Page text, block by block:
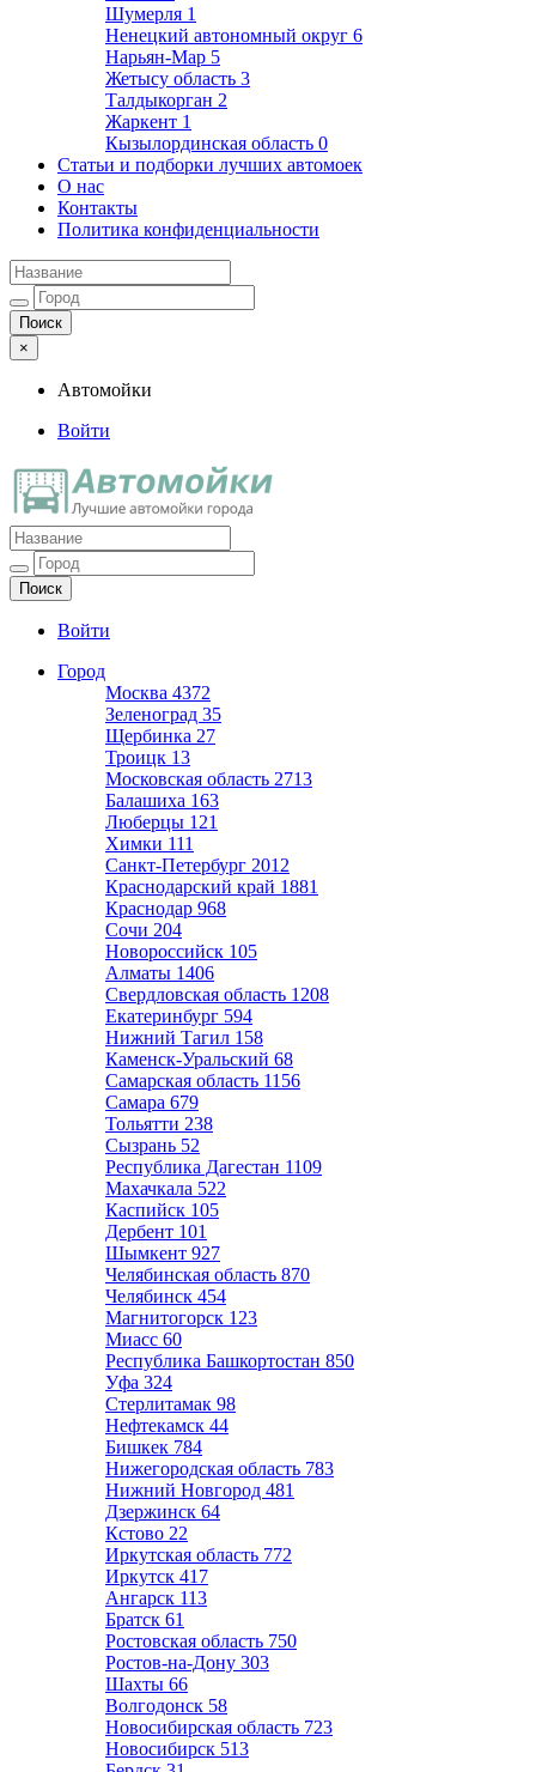
Шумерля 1
Ненецкий автономный округ 6
Нарьян-Мар 5
Жетысу область 3
Талдыкорган 2
Жаркент 1
Кызылординская область 0
Статьи и подборки лучших автомоек
О нас
Контакты
Политика конфиденциальности
×
Автомойки
Войти
Автомойки
Ещё один сайт на WordPress
Войти
Город
Москва 4372
Зеленоград 35
Щербинка 27
Троицк 13
Московская область 2713
Балашиха 163
Люберцы 121
Химки 111
Санкт-Петербург 2012
Краснодарский край 1881
Краснодар 968
Сочи 204
Новороссийск 105
Алматы 1406
Свердловская область 1208
Екатеринбург 594
Нижний Тагил 158
Каменск-Уральский 68
Самарская область 1156
Самара 679
Тольятти 238
Сызрань 52
Республика Дагестан 1109
Махачкала 522
Каспийск 105
Дербент 101
Шымкент 927
Челябинская область 870
Челябинск 454
Магнитогорск 123
Миасс 60
Республика Башкортостан 850
Уфа 324
Стерлитамак 98
Нефтекамск 44
Бишкек 784
Нижегородская область 783
Нижний Новгород 481
Дзержинск 64
Кстово 22
Иркутская область 772
Иркутск 417
Ангарск 113
Братск 61
Ростовская область 750
Ростов-на-Дону 303
Шахты 66
Волгодонск 58
Новосибирская область 723
Новосибирск 513